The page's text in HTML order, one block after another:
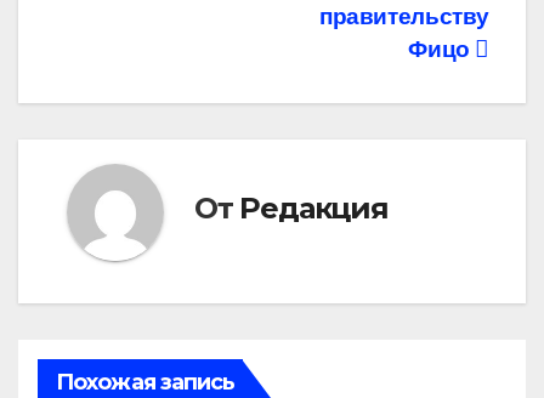
правительству
Фицо
От Редакция
Похожая запись